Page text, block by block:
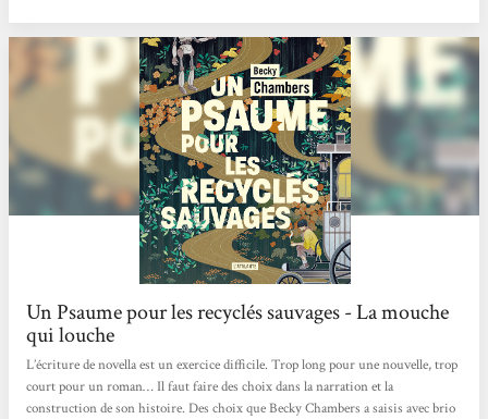
découvertes. C'est beau, positif et intelligent. Chaque page donne à réfléchir,...
Un Psaume pour les recyclés sauvages - La mouche
qui louche
L’écriture de novella est un exercice difficile. Trop long pour une nouvelle, trop
court pour un roman… Il faut faire des choix dans la narration et la
construction de son histoire. Des choix que Becky Chambers a saisis avec brio